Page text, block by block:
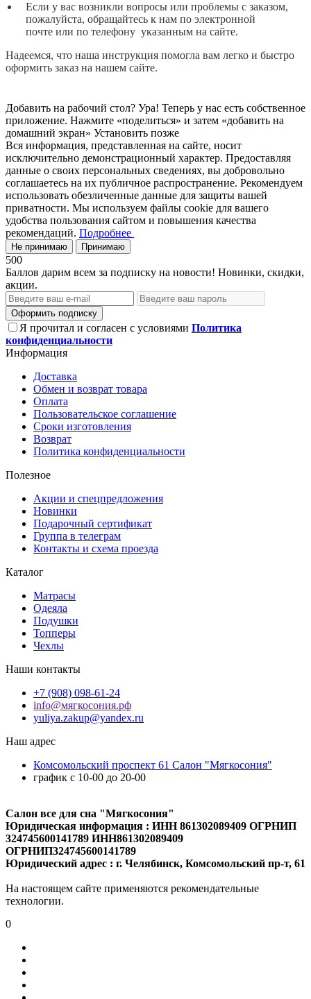
Если у вас возникли вопросы или проблемы с заказом,
пожалуйста, обращайтесь к нам по электронной
почте или по телефону указанным на сайте.
Надеемся, что наша инструкция помогла вам легко и быстро
оформить заказ на нашем сайте.
Добавить на рабочий стол? Ура! Теперь у нас есть собственное
приложение. Нажмите «поделиться» и затем «добавить на
домашний экран» Установить позже
Вся информация, представленная на сайте, носит
исключительно демонстрационный характер. Предоставляя
данные о своих персональных сведениях, вы добровольно
соглашаетесь на их публичное распространение. Рекомендуем
использовать обезличенные данные для защиты вашей
приватности. Мы используем файлы cookie для вашего
удобства пользования сайтом и повышения качества
рекомендаций. Подробнее
Не принимаю Принимаю
500
Баллов дарим всем за подписку на новости! Новинки, скидки,
акции.
Оформить подписку
Я прочитал и согласен с условиями Политика
конфиденциальности
Информация
Доставка
Обмен и возврат товара
Оплата
Пользовательское соглашение
Сроки изготовления
Возврат
Политика конфиденциальности
Полезное
Акции и спецпредложения
Новинки
Подарочный сертификат
Группа в телеграм
Контакты и схема проезда
Каталог
Матрасы
Одеяла
Подушки
Топперы
Чехлы
Наши контакты
+7 (908) 098-61-24
info@мягкосония.рф
yuliya.zakup@yandex.ru
Наш адрес
Комсомольский проспект 61 Cалон "Мягкосония"
график с 10-00 до 20-00
Салон все для сна "Мягкосония"
Юридическая информация : ИНН 861302089409 ОГРНИП
324745600141789 ИНН861302089409
ОГРНИП324745600141789
Юридический адрес : г. Челябинск, Комсомольский пр-т, 61
На настоящем сайте применяются рекомендательные
технологии.
0